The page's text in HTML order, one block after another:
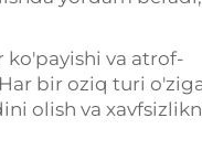
va atrof-
bir oziq turi
olish va